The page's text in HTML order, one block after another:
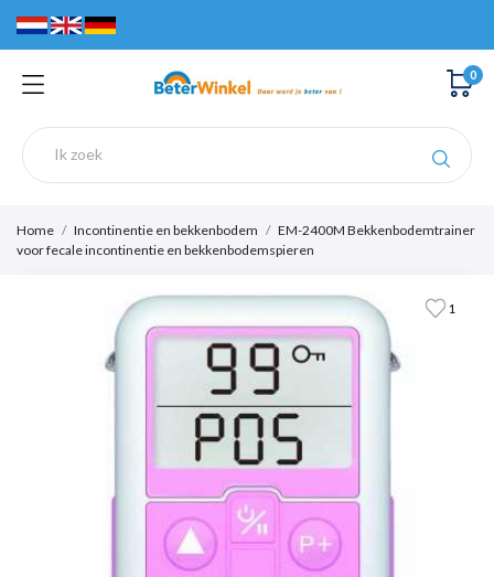
0
Home Incontinentie en bekkenbodem
EM-2400M Bekkenbodemtrainer
voor fecale incontinentie en bekkenbodemspieren
1